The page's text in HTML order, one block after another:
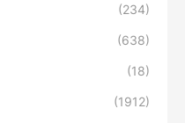
(234)
(638)
(18)
(1912)